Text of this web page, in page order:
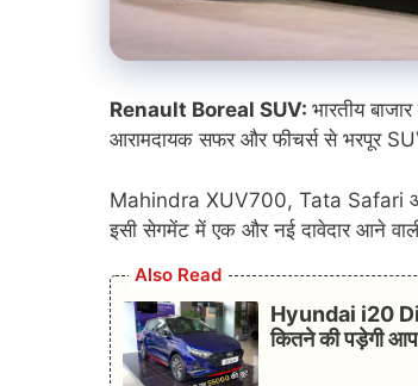
Renault Boreal SUV: भारतीय
आरामदायक सफर और फीचर्स से भरपूर
Mahindra XUV700, Tata Safari
इसी सेगमेंट में एक और नई दावेदार आने
Also Read
Hyundai i20
कितने की पड़ेगी